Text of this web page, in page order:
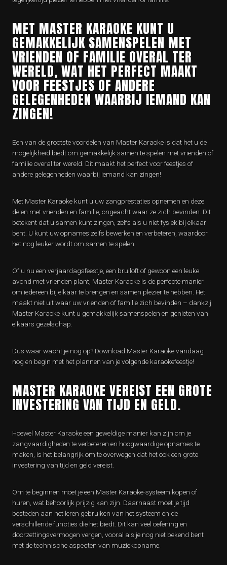
MET MASTER KARAOKE KUNT U
GEMAKKELIJK SAMENSPELEN MET
VRIENDEN OF FAMILIE OVERAL TER
WERELD, WAT HET PERFECT MAAKT
VOOR FEESTJES OF ANDERE
GELEGENHEDEN WAARBIJ IEMAND KAN
ZINGEN!
Een van de grootste voordelen van Master Karaoke is dat het u de
mogelijkheid biedt om gemakkelijk samen te spelen met vrienden of
familie overal ter wereld. Dit maakt het perfect voor feestjes of
andere gelegenheden waarbij iemand kan zingen!
Met Master Karaoke kunt u uw zangprestaties opnemen en deze
delen met vrienden en familie, ongeacht waar ze zich bevinden. Dit
betekent dat u samen kunt zingen, zelfs als u niet fysiek bij elkaar
bent. U kunt uw opnames zelfs bewerken en verbeteren, waardoor
het nog leuker wordt om samen te spelen.
Of u nu een verjaardagsfeestje, een bruiloft of gewoon een leuke
avond met vrienden plant, Master Karaoke is de perfecte manier
om iedereen bij elkaar te brengen en samen plezier te hebben. Het
maakt niet uit waar uw vrienden of familie zich bevinden – dankzij
Master Karaoke kunt u gemakkelijk samenspelen en genieten van
elkaars gezelschap.
Dus waar wacht je nog op? Download Master Karaoke vandaag
nog en begin met het plannen van je volgende karaokefeestje!
MASTER KARAOKE VEREIST EEN GROTE
INVESTERING VAN TIJD EN GELD.
Hoewel Master Karaoke een geweldige manier kan zijn om je
zangvaardigheden te verbeteren en hoogwaardige opnames te
maken, is het belangrijk om te overwegen dat het ook een grote
investering van tijd en geld vereist.
Om te beginnen moet je een Master Karaoke-systeem kopen of
huren, wat behoorlijk prijzig kan zijn. Daarnaast moet je tijd
besteden aan het leren gebruiken van het systeem en de
verschillende functies die het biedt. Dit kan veel oefening en
doorzettingsvermogen vergen, vooral als je nog niet bekend bent
met de technische aspecten van muziekopname.